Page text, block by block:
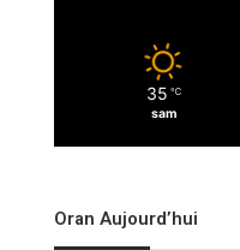
35 ℃
sam
Oran Aujourd’hui